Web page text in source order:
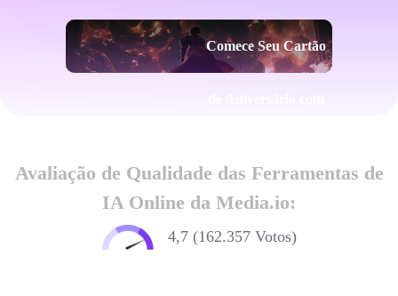
Comece Seu Cartão
Avaliação de Qualidade das Ferramentas de
IA Online da Media.io:
4,7 (162.357 Votos)